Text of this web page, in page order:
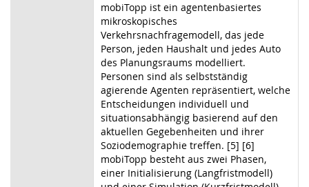
mobiTopp ist ein agentenbasiertes
mikroskopisches
Verkehrsnachfragemodell, das jede
Person, jeden Haushalt und jedes Auto
des Planungsraums modelliert.
Personen sind als selbstständig
agierende Agenten repräsentiert, welche
Entscheidungen individuell und
situationsabhängig basierend auf den
aktuellen Gegebenheiten und ihrer
Soziodemographie treffen. [5] [6]
mobiTopp besteht aus zwei Phasen,
einer Initialisierung (Langfristmodell)